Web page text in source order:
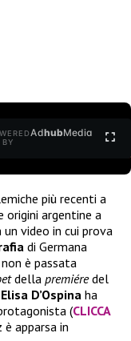
BY
AdhubMedia
più recenti a
origini argentine a
video in cui prova
di Germana
è passata
della premiéredel
Elisa D’Ospina ha
(CLICCA
apparsa in